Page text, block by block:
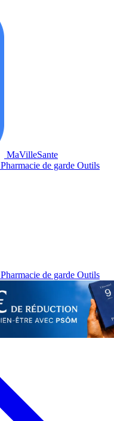
MaVilleSante
Pharmacie de garde Outils
Pharmacie de garde Outils